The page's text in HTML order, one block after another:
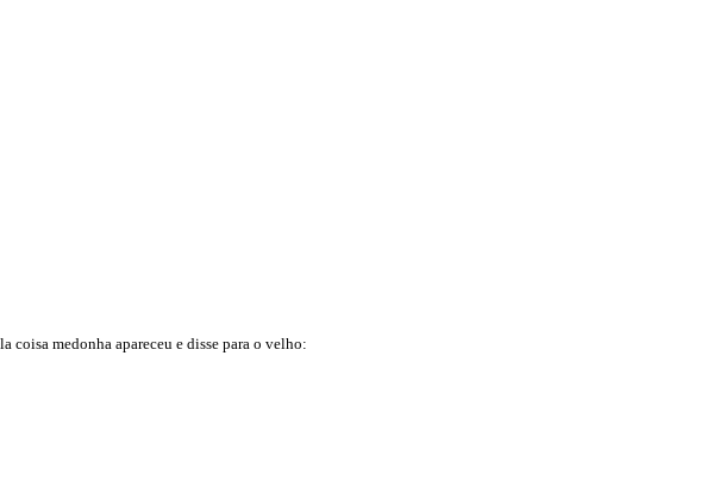
coisa medonha apareceu e disse para o velho: